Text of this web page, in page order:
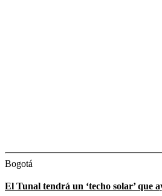
Bogotá
El Tunal tendrá un ‘techo solar’ que